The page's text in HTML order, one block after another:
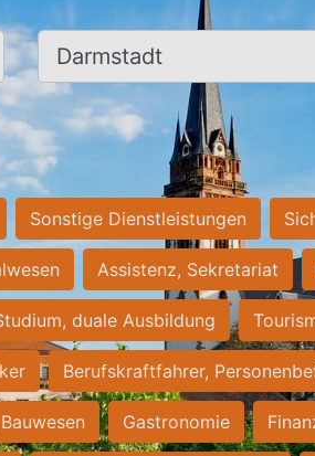
Ort, Stadt
Sonstige Dienstleistungen
Assistenz, Sekretariat
duale Ausbildung
Berufskraftfahrer,
Gastronomie